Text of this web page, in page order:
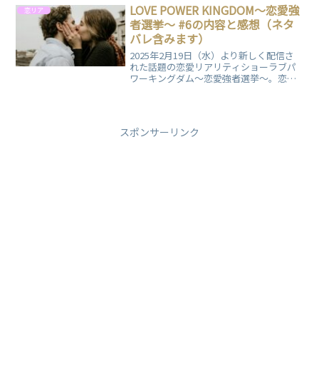
す。
恋リア
LOVE POWER KINGDOM〜恋愛強
者選挙〜 #6の内容と感想（ネタ
バレ含みます）
2025年2月19日（水）より新しく配信さ
れた話題の恋愛リアリティショーラブパ
ワーキングダム〜恋愛強者選挙〜。恋愛
が魅力の番組の第6話についてまとめまし
スポンサーリンク